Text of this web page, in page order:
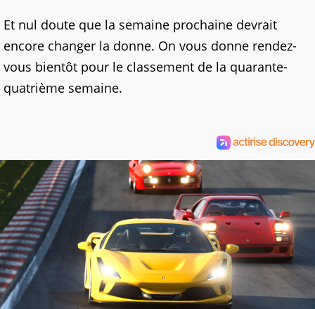
Et nul doute que la semaine prochaine devrait
encore changer la donne. On vous donne rendez-
vous bientôt pour le classement de la quarante-
quatrième semaine.